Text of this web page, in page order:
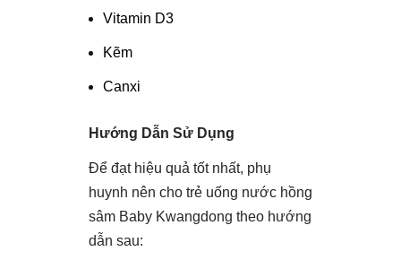
Vitamin D3
Kẽm
Canxi
Hướng Dẫn Sử Dụng
Để đạt hiệu quả tốt nhất, phụ
huynh nên cho trẻ uống nước hồng
sâm Baby Kwangdong theo hướng
dẫn sau: